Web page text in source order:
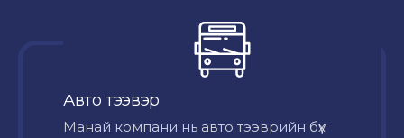
Авто тээвэр
Mанай компани нь авто тээврийн бүх